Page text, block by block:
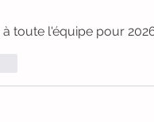
toute l'équipe pour